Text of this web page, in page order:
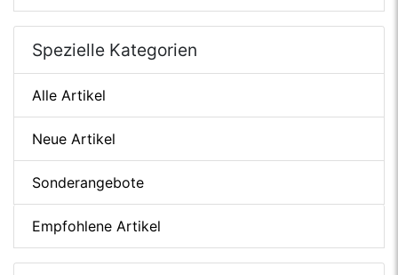
Spezielle Kategorien
Alle Artikel
Neue Artikel
Sonderangebote
Empfohlene Artikel